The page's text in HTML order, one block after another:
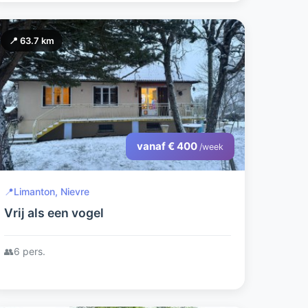
📍 63.7 km
vanaf € 400 /week
📍Limanton, Nievre
Vrij als een vogel
👥6 pers.